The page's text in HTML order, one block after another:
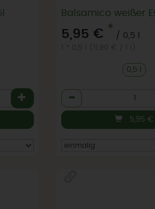
5,95 € *
/ 0,5 l
0,5 l
Anzahl
5,95 €